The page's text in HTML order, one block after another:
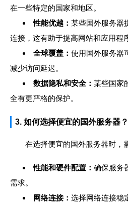
在一些特定的国家和地区。
性能优越： 某些国外服务器
连接，这有助于提高网站和应用程
全球覆盖： 使用国外服务器
减少访问延迟。
数据隐私和安全： 某些国家
全有更严格的保护。
3. 如何选择便宜的国外服务器？
在选择便宜的国外服务器时，
性能和硬件配置： 确保服务
需求。
网络连接： 选择网络连接稳